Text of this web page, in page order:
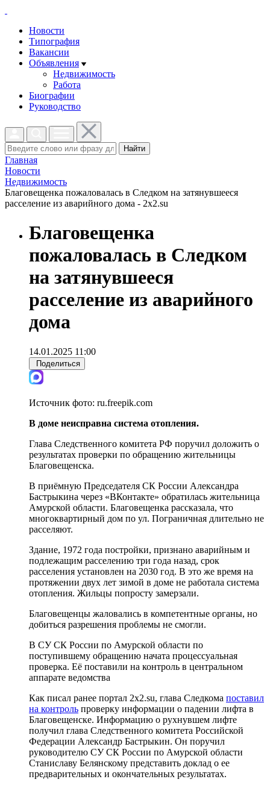
Новости
Типография
Вакансии
Объявления
Недвижимость
Работа
Биографии
Руководство
Найти
Главная
Новости
Недвижимость
Благовещенка пожаловалась в Следком на затянувшееся
расселение из аварийного дома - 2x2.su
Благовещенка
пожаловалась в Следком
на затянувшееся
расселение из аварийного
дома
14.01.2025 11:00
Поделиться
Источник фото: ru.freepik.com
В доме неисправна система отопления.
Глава Следственного комитета РФ поручил доложить о
результатах проверки по обращению жительницы
Благовещенска.
В приёмную Председателя СК России Александра
Бастрыкина через «ВКонтакте» обратилась жительница
Амурской области. Благовещенка рассказала, что
многоквартирный дом по ул. Пограничная длительно не
расселяют.
Здание, 1972 года постройки, признано аварийным и
подлежащим расселению три года назад, срок
расселения установлен на 2030 год. В это же время на
протяжении двух лет зимой в доме не работала система
отопления. Жильцы попросту замерзали.
Благовещенцы жаловались в компетентные органы, но
добиться разрешения проблемы не смогли.
В СУ СК России по Амурской области по
поступившему обращению начата процессуальная
проверка. Её поставили на контроль в центральном
аппарате ведомства
Как писал ранее портал 2х2.su, глава Следкома поставил
на контроль проверку информации о падении лифта в
Благовещенске. Информацию о рухнувшем лифте
получил глава Следственного комитета Российской
Федерации Александр Бастрыкин. Он поручил
руководителю СУ СК России по Амурской области
Станиславу Белянскому представить доклад о ее
предварительных и окончательных результатах.